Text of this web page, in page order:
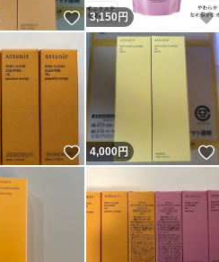
いいね！
3,150 円
いいね！
4,000円